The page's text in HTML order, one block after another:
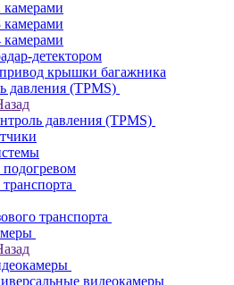
камерами
камерами
камерами
детектором
крышки багажника
давления (TPMS)
давления (TPMS)
транспорта
видеокамеры